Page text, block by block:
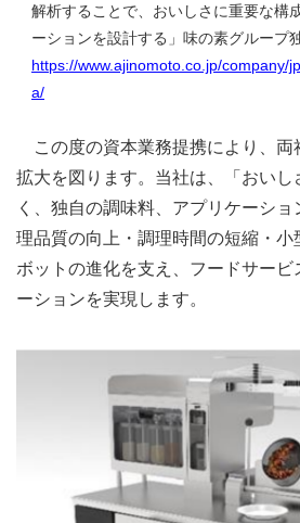
解析することで、おいしさに重要な構
ーションを設計する」味の素グループ
https://www.ajinomoto.co.jp/company/
a/
この度の資本業務提携により、両
拡大を図ります。当社は、「おいし
く、独自の調味料、アプリケーシ
理品質の向上・調理時間の短縮・小
ボットの進化を支え、フードサー
ーションを実現します。